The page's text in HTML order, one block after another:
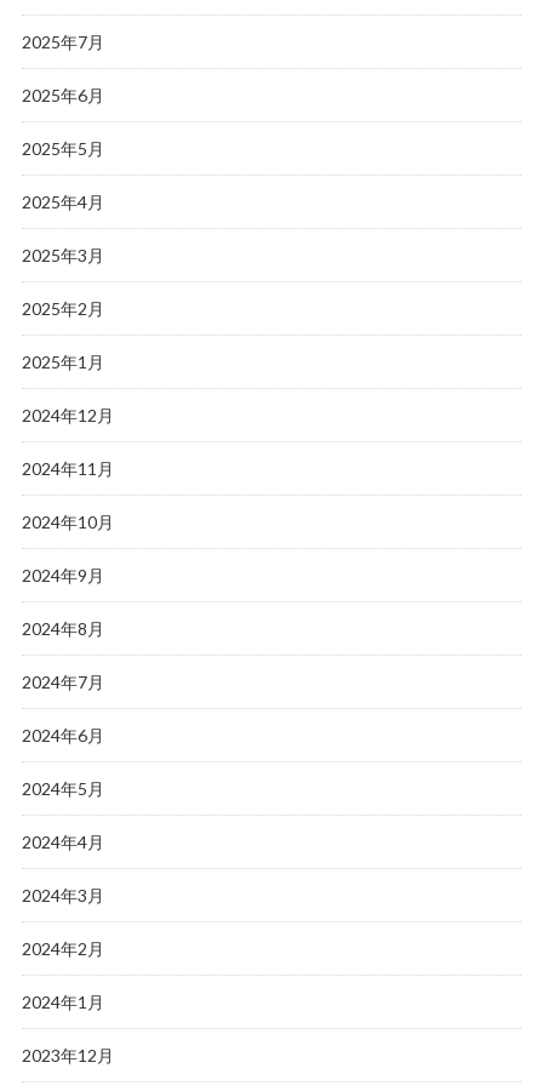
2025年7月
2025年6月
2025年5月
2025年4月
2025年3月
2025年2月
2025年1月
2024年12月
2024年11月
2024年10月
2024年9月
2024年8月
2024年7月
2024年6月
2024年5月
2024年4月
2024年3月
2024年2月
2024年1月
2023年12月